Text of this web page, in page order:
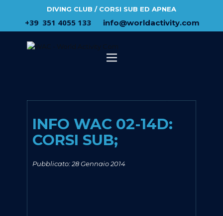
DIVING CLUB / CORSI SUB ED APNEA
​+39 ​ ​351 4055 133 ​info@​worldactivity.com
INFO WAC 02-14D:
CORSI SUB;
Pubblicato: 28 Gennaio 2014